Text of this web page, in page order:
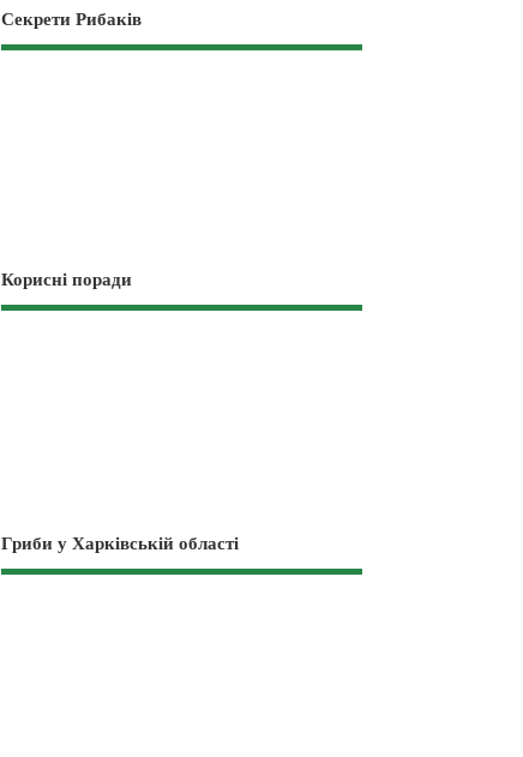
Секрети Рибаків
Корисні поради
Гриби у Харківській області